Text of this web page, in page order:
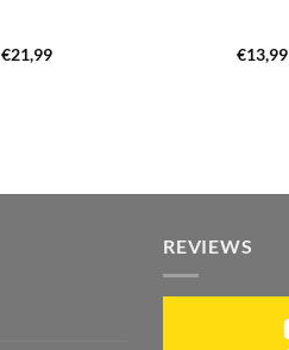
€21,99 €13,99
REVIEWS